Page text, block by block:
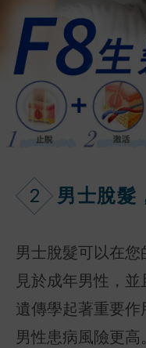
2 男士脫髮
男士脫髮可以在
見於成年男性，並
遺傳學起著重要
男性患病風險更